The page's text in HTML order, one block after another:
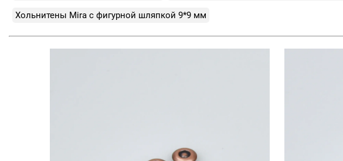
Хольнитены Mira с фигурной шляпкой 9*9 мм